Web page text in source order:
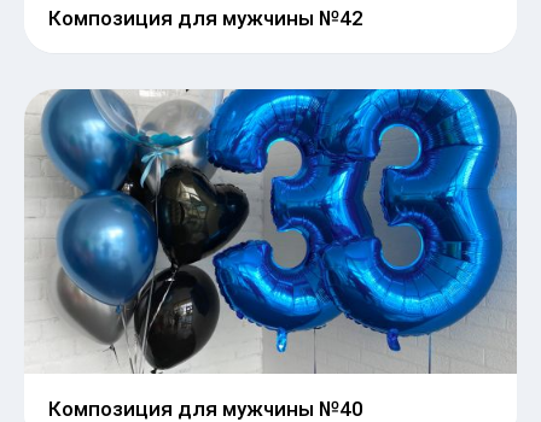
Композиция для мужчины №42
Композиция для мужчины №40